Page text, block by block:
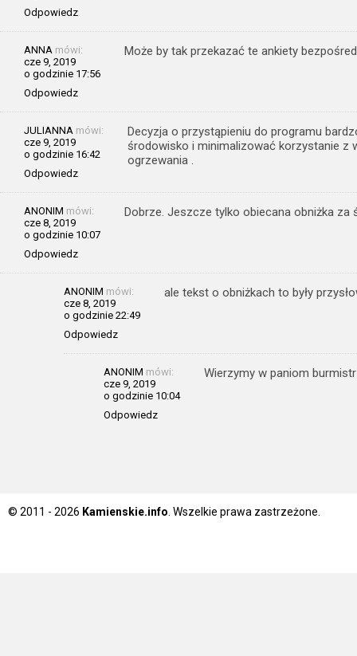
Odpowiedz
ANNA mówi:
cze 9, 2019
o godzinie 17:56
Odpowiedz
Może by tak przekazać te ankiety
JULIANNA mówi:
cze 9, 2019
o godzinie 16:42
Odpowiedz
Decyzja o przystąpieniu do programu
środowisko i minimalizować korzystanie z
ogrzewania .
ANONIM mówi:
cze 8, 2019
o godzinie 10:07
Odpowiedz
Dobrze. Jeszcze tylko obiecana obniżka za
ANONIM mówi:
cze 8, 2019
o godzinie 22:49
Odpowiedz
ale tekst o obniżkach to były
ANONIM mówi:
cze 9, 2019
o godzinie 10:04
Odpowiedz
Wierzymy w paniom
© 2011 - 2026 Kamienskie.info . Wszelkie prawa zastrzeżone.